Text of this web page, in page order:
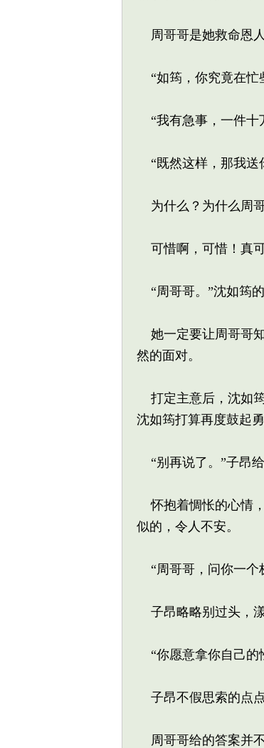
周哥哥是她救命恩
“如筠，你究竟在忙
“我有急事，一件十
“既然这样，那我送
为什么？为什么周
可惜啊，可惜！真
“周哥哥。”沈如筠
她一定要让周哥哥
然的面对。
打定主意后，沈如
沈如筠打算再度鼓起勇
“别再说了。”子昂
怀抱着惆怅的心情
似的，令人不安。
“周哥哥，问你一个
子昂略略别过头，
“你愿意拿你自己的
子昂不假思索的点
周哥哥给的答案并